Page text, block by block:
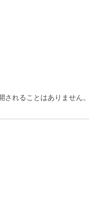
されることはありません。